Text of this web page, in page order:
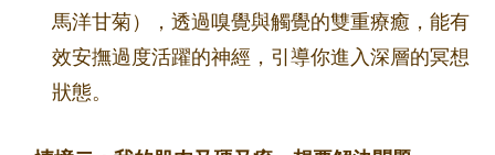
馬洋甘菊），透過嗅覺與觸覺的雙重療癒，能有
效安撫過度活躍的神經，引導你進入深層的冥想
狀態。